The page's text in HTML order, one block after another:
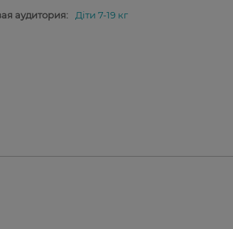
аудитория:
Діти 7-19 кг